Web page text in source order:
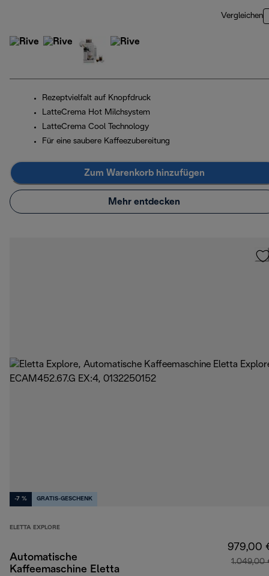
Vergleichen
Rezeptvielfalt auf Knopfdruck
LatteCrema Hot Milchsystem
LatteCrema Cool Technology
Für eine saubere Kaffeezubereitung
Zum Warenkorb hinzufügen
Mehr entdecken
-7 % GRATIS-GESCHENK
ELETTA EXPLORE
Automatische
Kaffeemaschine Eletta
979,00
1.049,00